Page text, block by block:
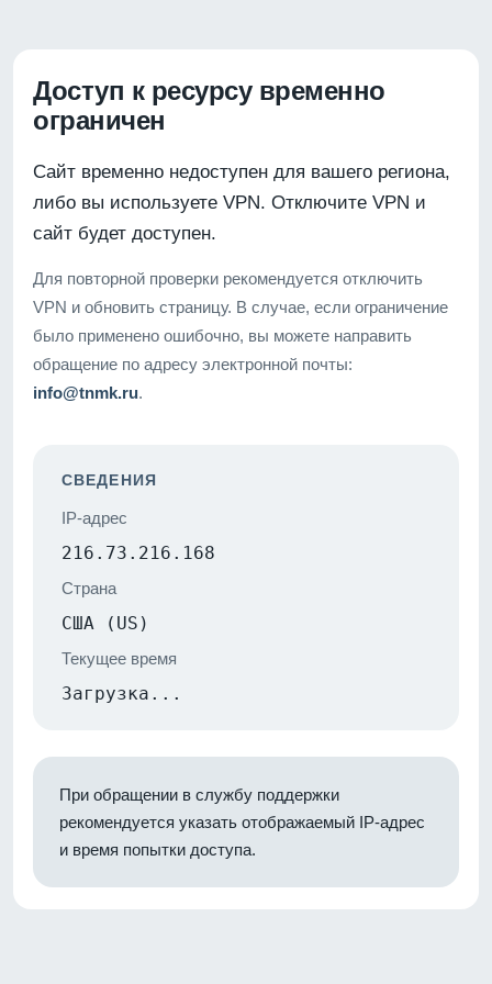
Доступ к ресурсу временно
ограничен
Сайт временно недоступен для вашего региона,
либо вы используете VPN. Отключите VPN и
сайт будет доступен.
Для повторной проверки рекомендуется отключить
VPN и обновить страницу. В случае, если ограничение
было применено ошибочно, вы можете направить
обращение по адресу электронной почты:
info@tnmk.ru.
СВЕДЕНИЯ
IP-адрес
216.73.216.168
Страна
США (US)
Текущее время
Загрузка...
При обращении в службу поддержки
рекомендуется указать отображаемый IP-адрес
и время попытки доступа.